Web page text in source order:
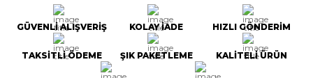
GÜVENLİ ALIŞVERİŞ KOLAY İADE HIZLI GÖNDERİM
TAKSİTLİ ÖDEME ŞIK PAKETLEME KALİTELİ ÜRÜN